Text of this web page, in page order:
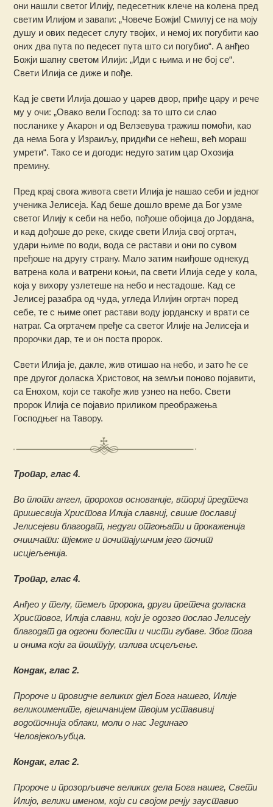
они нашли светог Илију, педесетник клече на колена пред
светим Илијом и завапи: „Човече Божји! Смилуј се на моју
душу и ових педесет слугу твојих, и немој их погубити као
оних два пута по педесет пута што си погубио“. А анђео
Божји шапну светом Илији: „Иди с њима и не бој се“.
Свети Илија се диже и пође.
Кад је свети Илија дошао у царев двор, приђе цару и рече
му у очи: „Овако вели Господ: за то што си слао
посланике у Акарон и од Велзевува тражиш помоћи, као
да нема Бога у Израиљу, придићи се нећеш, већ мораш
умрети“. Тако се и догоди: недуго затим цар Охозија
премину.
Пред крај свога живота свети Илија је нашао себи и једног
ученика Јелисеја. Кад беше дошло време да Бог узме
светoг Илију к себи на небо, пођоше обојица до Јордана,
и кад дођоше до реке, скиде свети Илија свој огртач,
удари њиме по води, вода се растави и они по сувом
пређоше на другу страну. Мало затим наиђоше однекуд
ватрена кола и ватрени коњи, па свети Илија седе у кола,
која у вихору узлетеше на небо и нестадоше. Кад се
Јелисеј разабра од чуда, угледа Илијин огртач поред
себе, те с њиме опет растави воду јорданску и врати се
натраг. Са огртачем пређе са светог Илије на Јелисеја и
пророчки дар, те и он поста пророк.
Свети Илија је, дакле, жив отишао на небо, и зато ће се
пре другог доласка Христовог, на земљи поново појавити,
са Енохом, који се такође жив узнео на небо. Свети
пророк Илија се појавио приликом преображења
Господњег на Тавору.
Тропар, глас 4.
Во плоти ангел, пророков основаније, вториј предтеча
пришесвија Христова Илија славниј, свише пославиј
Јелисејеви благодат, недуги отгоњати и прокаженија
очишчати: тјемже и почитајушчим јего точит
исцјељенија.
Тропар, глас 4.
Анђео у телу, темељ пророка, други претеча доласка
Христовог, Илија славни, који је одозго послао Јелисеју
благодат да одгони болести и чисти губаве. Због тога
и онима који га поштују, излива исцељење.
Кондак, глас 2.
Пророче и провидче великих дјел Бога нашего, Илије
великоимените, вјешчанијем твојим уставивиј
водоточнија облаки, моли о нас Јединаго
Человјекољубца.
Кондак, глас 2.
Пророче и прозорљивче великих дела Бога нашег, Свети
Илијо, велики именом, који си својом речју зауставио